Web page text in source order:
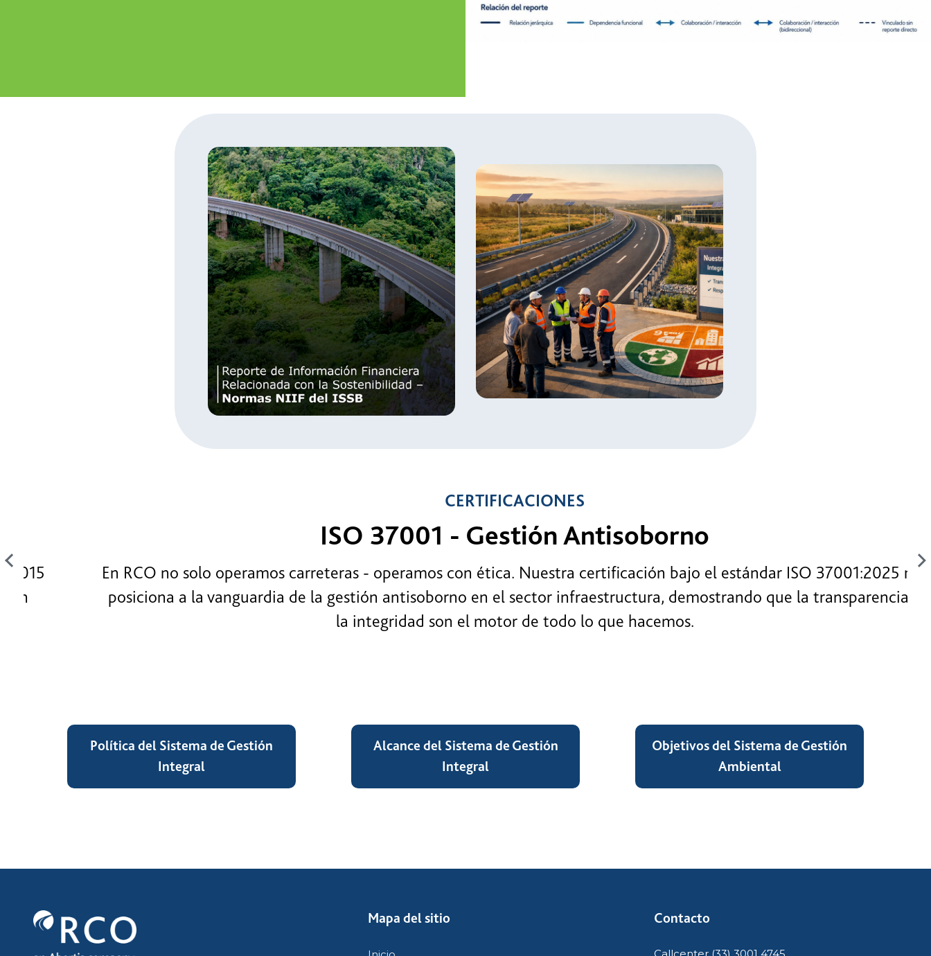
Informe de
Sostenibilidad
CERTIFICACIONES
ISO 37001 - Gestión Antisoborno
En RCO no solo operamos carreteras - operamos con ética. Nuestra certificación bajo el estándar ISO 37001:2025 nos
posiciona a la vanguardia de la gestión antisoborno en el sector infraestructura, demostrando que la transparencia y
la integridad son el motor de todo lo que hacemos.
Política del Sistema de Gestión
Integral
Alcance del Sistema de Gestión
Integral
Objetivos del Sistema de Gestión
Ambiental
Mapa del sitio Contacto